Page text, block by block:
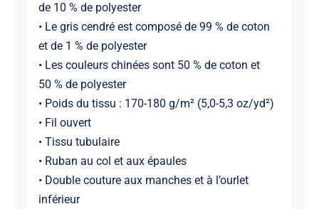
de 10 % de polyester
• Le gris cendré est composé de 99 % de coton
et de 1 % de polyester
• Les couleurs chinées sont 50 % de coton et
50 % de polyester
• Poids du tissu : 170-180 g/m² (5,0-5,3 oz/yd²)
• Fil ouvert
• Tissu tubulaire
• Ruban au col et aux épaules
• Double couture aux manches et à l’ourlet
inférieur